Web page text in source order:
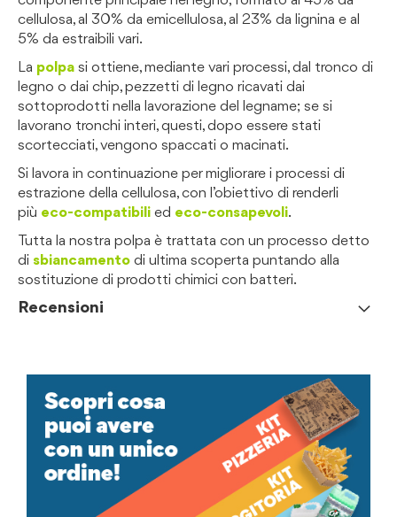
cellulosa, al 30% da emicellulosa, al 23% da lignina e al
5% da estraibili vari.
La polpa si ottiene, mediante vari processi, dal tronco di
legno o dai chip, pezzetti di legno ricavati dai
sottoprodotti nella lavorazione del legname; se si
lavorano tronchi interi, questi, dopo essere stati
scortecciati, vengono spaccati o macinati.
Si lavora in continuazione per migliorare i processi di
estrazione della cellulosa, con l’obiettivo di renderli
più eco-compatibili ed eco-consapevoli.
Tutta la nostra polpa è trattata con un processo detto
di sbiancamento di ultima scoperta puntando alla
sostituzione di prodotti chimici con batteri.
Recensioni